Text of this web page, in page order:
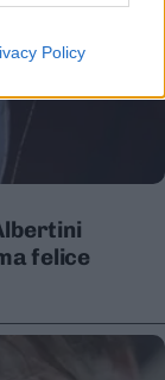
Policy
felice